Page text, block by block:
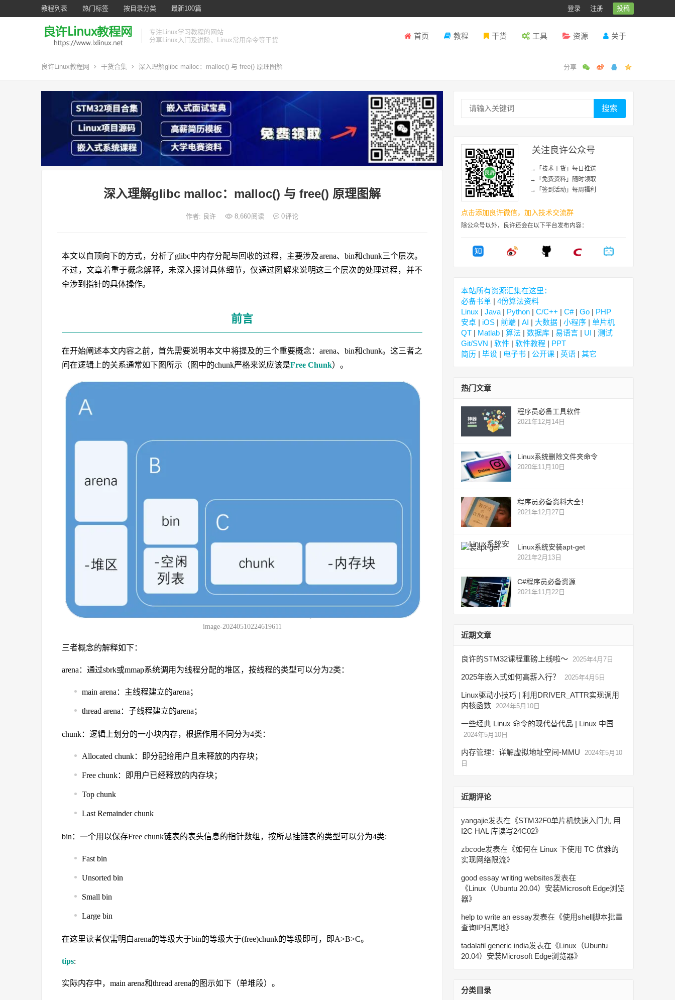
教程列表 热门标签 按目录分类 最新100篇 登录 注册 投稿
专注Linux学习教程的网站
分享Linux入门及进阶、Linux常用命令等干货
首页 教程 干货 工具 资源 关于
良许Linux教程网 干货合集 深入理解glibc malloc：malloc() 与 free() 原理图解
深入理解glibc malloc：malloc() 与 free() 原理图解
作者: 良许 8,660阅读 0评论
本文以自顶向下的方式，分析了glibc中内存分配与回收的过程，主要涉及arena、bin和chunk三个层次。
不过，文章着重于概念解释，未深入探讨具体细节，仅通过图解来说明这三个层次的处理过程，并不
牵涉到指针的具体操作。
前言
在开始阐述本文内容之前，首先需要说明本文中将提及的三个重要概念：arena、bin和chunk。这三者之
间在逻辑上的关系通常如下图所示（图中的chunk严格来说应该是Free Chunk）。
image-20240510224619611
三者概念的解释如下：
arena：通过sbrk或mmap系统调用为线程分配的堆区，按线程的类型可以分为2类：
main arena：主线程建立的arena；
thread arena：子线程建立的arena；
chunk：逻辑上划分的一小块内存，根据作用不同分为4类：
Allocated chunk：即分配给用户且未释放的内存块；
Free chunk：即用户已经释放的内存块；
Top chunk
Last Remainder chunk
bin：一个用以保存Free chunk链表的表头信息的指针数组，按所悬挂链表的类型可以分为4类:
Fast bin
Unsorted bin
Small bin
Large bin
在这里读者仅需明白arena的等级大于bin的等级大于(free)chunk的等级即可，即A>B>C。
tips:
实际内存中，main arena和thread arena的图示如下（单堆段）。
搜索
关注良许公众号
→「技术干货」每日推送
→「免费资料」随时领取
→「签到活动」每周福利
点击添加良许微信，加入技术交流群
除公众号以外，良许还会在以下平台发布内容：
本站所有资源汇集在这里：
必备书单 | 4份算法资料
Linux | Java | Python | C/C++ | C#| Go | PHP
安卓 | iOS | 前端 | AI | 大数据 | 小程序 | 单片机
QT | Matlab | 算法 | 数据库 | 易语言 | UI | 测试
Git/SVN | 软件 | 软件教程 | PPT
简历 | 毕设 | 电子书 | 公开课 | 英语 | 其它
热门文章
程序员必备工具软件
2021年12月14日
Linux系统删除文件夹命令
2020年11月10日
程序员必备资料大全！
2021年12月27日
Linux系统安装apt-get
2021年2月13日
C#程序员必备资源
2021年11月22日
近期文章
良许的STM32课程重磅上线啦～ 2025年4月7日
2025年嵌入式如何高薪入行？ 2025年4月5日
Linux驱动小技巧 | 利用DRIVER_ATTR实现调用
内核函数 2024年5月10日
一些经典 Linux 命令的现代替代品 | Linux 中国
2024年5月10日
内存管理：详解虚拟地址空间-MMU
2024年5月10
日
近期评论
yangajie发表在《STM32F0单片机快速入门九 用
I2C HAL 库读写24C02》
zbcode发表在《如何在 Linux 下使用 TC 优雅的
实现网络限流》
good essay writing websites发表在
《Linux（Ubuntu 20.04）安装Microsoft Edge浏览
器》
help to write an essay发表在《使用shell脚本批量
查询IP归属地》
tadalafil generic india发表在《Linux（Ubuntu
20.04）安装Microsoft Edge浏览器》
分类目录